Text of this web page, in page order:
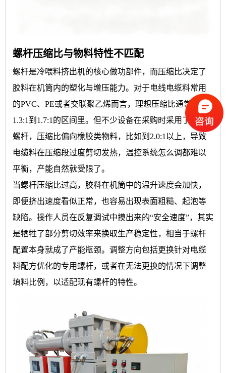
螺杆压缩比与物料特性不匹配
螺杆是冷喂料挤出机的核心做功部件，而压缩比决定了
胶料在机筒内的塑化与增压能力。对于电线电缆料常用
的PVC、PE或者交联聚乙烯而言，理想压缩比通常就在
1.3:1到1.7:1的区间里。但不少设备在采购时采用了通用
螺杆，压缩比偏向橡胶类物料，比如到2.0:1以上，导致
电缆料在压缩段过度剪切发热，温控系统怎么调都难以
平衡，产能自然就受限了。
当螺杆压缩比过高，胶料在机筒中的温升速度会加快，
即便挤出速度看似正常，也容易出现表面粗糙、起泡等
缺陷。操作人员在反复调试中摸出来的“安全速度”，其实
是牺牲了部分剪切效率来换取生产稳定性，相当于螺杆
配置本身就成了产能瓶颈。调整方向包括更换针对电缆
料配方优化的专用螺杆，或者在无法更换的情况下调整
填料比例，以适配现有螺杆的特性。